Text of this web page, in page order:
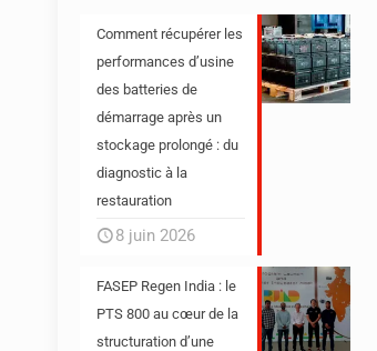
Comment récupérer les
performances d’usine
des batteries de
démarrage après un
stockage prolongé : du
diagnostic à la
restauration
8 juin 2026
FASEP Regen India : le
PTS 800 au cœur de la
structuration d’une